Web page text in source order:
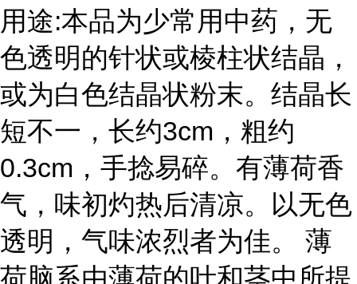
用途:本品为少常用中药，无
色透明的针状或棱柱状结晶，
或为白色结晶状粉末。结晶长
短不一，长约3cm，粗约
0.3cm，手捻易碎。有薄荷香
气，味初灼热后清凉。以无色
透明，气味浓烈者为佳。 薄
荷脑系由薄荷的叶和茎中所提